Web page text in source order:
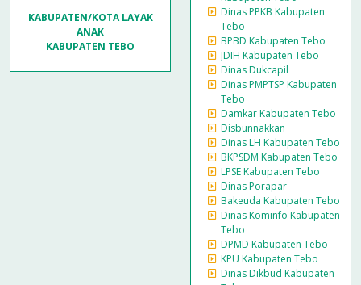
KABUPATEN/KOTA LAYAK
ANAK
KABUPATEN TEBO
Dinas PPKB Kabupaten
Tebo
BPBD Kabupaten Tebo
JDIH Kabupaten Tebo
Dinas Dukcapil
Dinas PMPTSP Kabupaten
Tebo
Damkar Kabupaten Tebo
Disbunnakkan
Dinas LH Kabupaten Tebo
BKPSDM Kabupaten Tebo
LPSE Kabupaten Tebo
Dinas Porapar
Bakeuda Kabupaten Tebo
Dinas Kominfo Kabupaten
Tebo
DPMD Kabupaten Tebo
KPU Kabupaten Tebo
Dinas Dikbud Kabupaten